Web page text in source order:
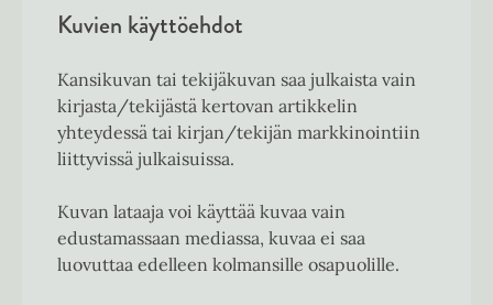
Kuvien käyttöehdot
Kansikuvan tai tekijäkuvan saa julkaista vain
kirjasta/tekijästä kertovan artikkelin
yhteydessä tai kirjan/tekijän markkinointiin
liittyvissä julkaisuissa.
Kuvan lataaja voi käyttää kuvaa vain
edustamassaan mediassa, kuvaa ei saa
luovuttaa edelleen kolmansille osapuolille.